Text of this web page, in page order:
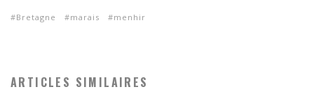
Bretagne marais menhir
ARTICLES SIMILAIRES